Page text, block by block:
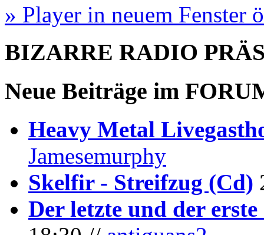
» Player in neuem Fenster
BIZARRE RADIO
Neue Beiträge im
Heavy Metal
Jamesemurphy
Skelfir - Streifzug (Cd)
Der letzte und der erste